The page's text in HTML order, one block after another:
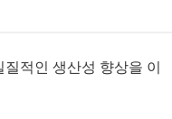
적인 생산성 향상을 이